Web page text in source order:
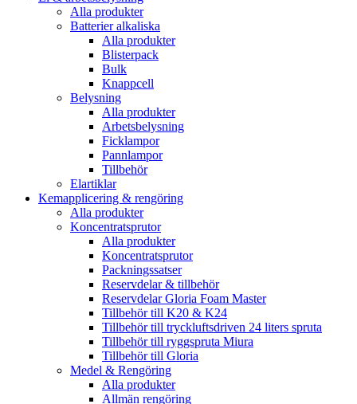
Alla produkter
Batterier alkaliska
Alla produkter
Blisterpack
Bulk
Knappcell
Belysning
Alla produkter
Arbetsbelysning
Ficklampor
Pannlampor
Tillbehör
Elartiklar
Kemapplicering & rengöring
Alla produkter
Koncentratsprutor
Alla produkter
Koncentratsprutor
Packningssatser
Reservdelar & tillbehör
Reservdelar Gloria Foam Master
Tillbehör till K20 & K24
Tillbehör till tryckluftsdriven 24 liters spruta
Tillbehör till ryggspruta Miura
Tillbehör till Gloria
Medel & Rengöring
Alla produkter
Allmän rengöring